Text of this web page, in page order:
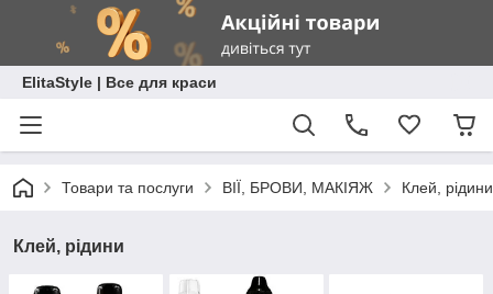
ElitaStyle | Все для краси
Товари та послуги ВІЇ, БРОВИ, МАКІЯЖ Клей, рідини
Клей, рідини